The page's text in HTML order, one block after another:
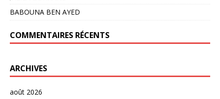
BABOUNA BEN AYED
COMMENTAIRES RÉCENTS
ARCHIVES
août 2026